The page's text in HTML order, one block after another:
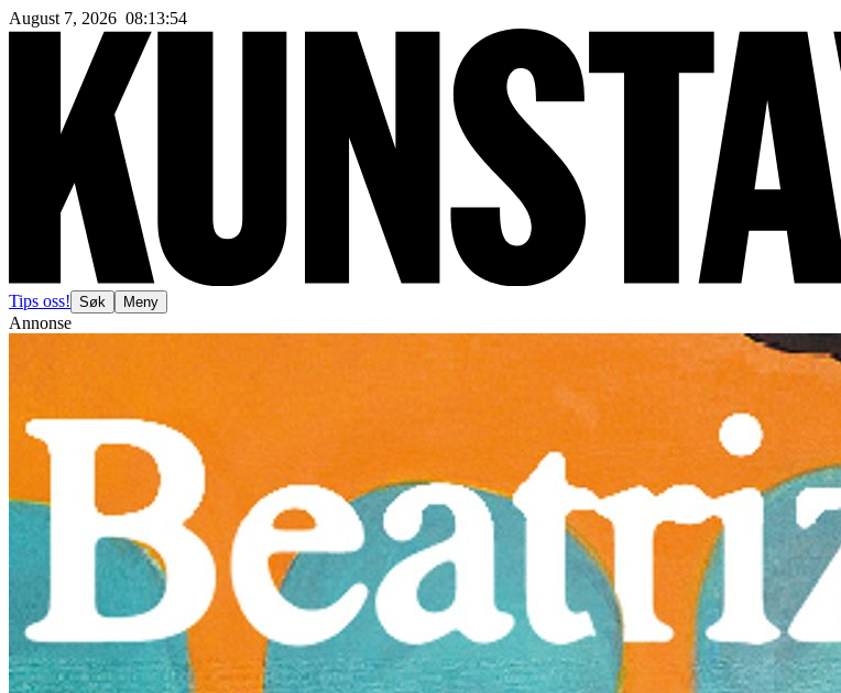
August 7, 2026 08:13:56
Tips oss! Søk Meny
Annonse